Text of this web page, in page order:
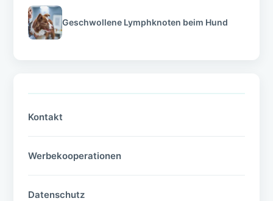
Geschwollene Lymphknoten beim Hund
Kontakt
Werbekooperationen
Datenschutz